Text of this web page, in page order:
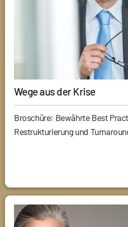
Wege aus der Krise
Broschüre: Bewährte Best
Restrukturierung und